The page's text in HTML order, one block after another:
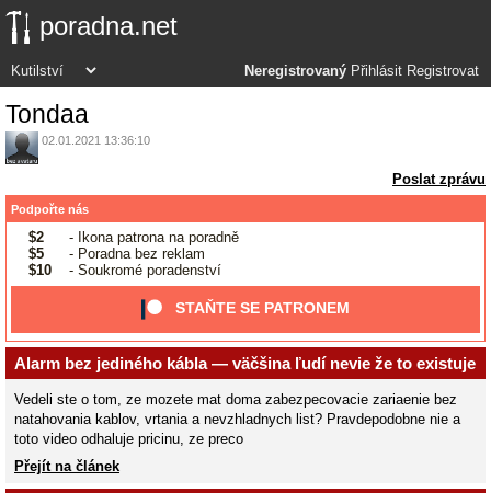
poradna.net
Neregistrovaný Přihlásit Registrovat
Tondaa
02.01.2021 13:36:10
Poslat zprávu
Podpořte nás
$2
- Ikona patrona na poradně
$5
- Poradna bez reklam
$10
- Soukromé poradenství
STAŇTE SE PATRONEM
Alarm bez jediného kábla — väčšina ľudí nevie že to existuje
Vedeli ste o tom, ze mozete mat doma zabezpecovacie zariaenie bez
natahovania kablov, vrtania a nevzhladnych list? Pravdepodobne nie a
toto video odhaluje pricinu, ze preco
Přejít na článek